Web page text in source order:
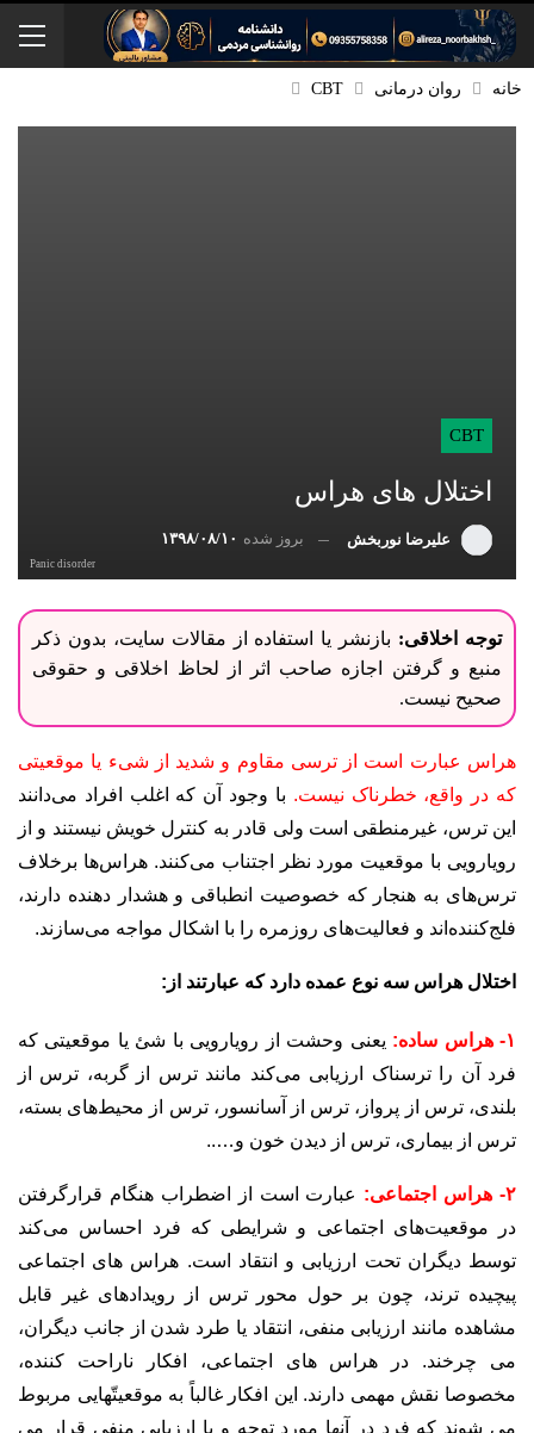
خانه روان درمانی CBT
CBT
اختلال های هراس
علیرضا نوربخش بروز شده ۱۳۹۸/۰۸/۱۰
Panic disorder
توجه اخلاقی: بازنشر یا استفاده از مقالات سایت، بدون ذکر
منبع و گرفتن اجازه صاحب اثر از لحاظ اخلاقی و حقوقی
صحیح نیست.
هراس عبارت است از ترسی مقاوم و شدید از شیء یا موقعیتی
که در واقع، خطرناک نیست. با وجود آن‌ که اغلب افراد می‌دانند
این ترس، غیرمنطقی است ولی قادر به کنترل خویش نیستند و از
رویارویی با موقعیت مورد نظر اجتناب می‌کنند. هراس‌ها برخلاف
ترس‌های به‌ هنجار که خصوصیت انطباقی و هشدار دهنده دارند،
فلج‌کننده‌اند و فعالیت‌های روزمره را با اشکال مواجه می‌سازند.
اختلال هراس سه نوع عمده دارد که عبارتند از:
۱- هراس ساده:
یعنی وحشت از رویارویی با شئ یا موقعیتی که
فرد آن را ترسناک ارزیابی می‌کند مانند ترس از گربه، ‌ترس از
بلندی، ترس از پرواز، ترس از آسانسور، ترس از محیط‌های بسته،
ترس از بیماری، ترس از دیدن خون و‌…..
۲- هراس اجتماعی:
عبارت است از اضطراب هنگام قرار‌گرفتن
در موقعیت‌های اجتماعی و شرایطی که فرد احساس می‌کند
توسط دیگران تحت ارزیابی و انتقاد است. هراس های اجتماعی
پیچیده ترند، چون بر حول محور ترس از رویدادهای غیر قابل
مشاهده مانند ارزیابی منفی، انتقاد یا طرد شدن از جانب دیگران،
می چرخند. در هراس های اجتماعی، افکار ناراحت کننده،
مخصوصا نقش مهمی دارند. این افکار غالباً به موقعیتّهایی مربوط
می شوند که فرد در آنها مورد توجه و یا ارزیابی منفی قرار می